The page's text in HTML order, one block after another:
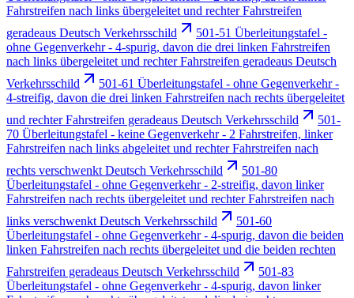
Fahrstreifen nach links übergeleitet und rechter Fahrstreifen
geradeaus Deutsch Verkehrsschild
501-51 Überleitungstafel -
ohne Gegenverkehr - 4-spurig, davon die drei linken Fahrstreifen
nach links übergeleitet und rechter Fahrstreifen geradeaus Deutsch
Verkehrsschild
501-61 Überleitungstafel - ohne Gegenverkehr -
4-streifig, davon die drei linken Fahrstreifen nach rechts übergeleitet
und rechter Fahrstreifen geradeaus Deutsch Verkehrsschild
501-
70 Überleitungstafel - keine Gegenverkehr - 2 Fahrstreifen, linker
Fahrstreifen nach links abgeleitet und rechter Fahrstreifen nach
rechts verschwenkt Deutsch Verkehrsschild
501-80
Überleitungstafel - ohne Gegenverkehr - 2-streifig, davon linker
Fahrstreifen nach rechts übergeleitet und rechter Fahrstreifen nach
links verschwenkt Deutsch Verkehrsschild
501-60
Überleitungstafel - ohne Gegenverkehr - 4-spurig, davon die beiden
linken Fahrstreifen nach rechts übergeleitet und die beiden rechten
Fahrstreifen geradeaus Deutsch Verkehrsschild
501-83
Überleitungstafel - ohne Gegenverkehr - 4-spurig, davon linker